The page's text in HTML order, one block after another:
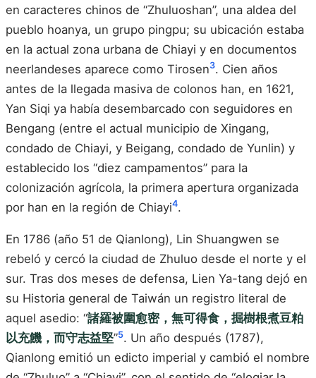
en caracteres chinos de “Zhuluoshan”, una aldea del
pueblo hoanya, un grupo pingpu; su ubicación estaba
en la actual zona urbana de Chiayi y en documentos
neerlandeses aparece como Tirosen3. Cien años
antes de la llegada masiva de colonos han, en 1621,
Yan Siqi ya había desembarcado con seguidores en
Bengang (entre el actual municipio de Xingang,
condado de Chiayi, y Beigang, condado de Yunlin) y
establecido los “diez campamentos” para la
colonización agrícola, la primera apertura organizada
por han en la región de Chiayi4.
En 1786 (año 51 de Qianlong), Lin Shuangwen se
rebeló y cercó la ciudad de Zhuluo desde el norte y el
sur. Tras dos meses de defensa, Lien Ya-tang dejó en
su Historia general de Taiwán un registro literal de
aquel asedio: “諸羅被圍愈密，無可得食，掘樹根煮豆粕
以充饑，而守志益堅”5. Un año después (1787),
Qianlong emitió un edicto imperial y cambió el nombre